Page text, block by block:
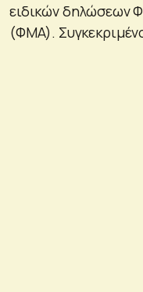
ειδικών δηλώσεων
(ΦΜΑ).